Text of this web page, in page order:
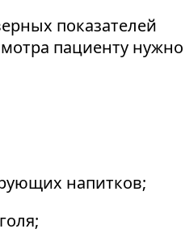
показателей
пациенту нужно
напитков;